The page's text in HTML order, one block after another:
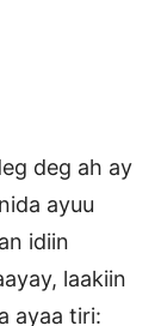
deg ah ay
ayuu
idiin
laakiin
ayaa tiri: